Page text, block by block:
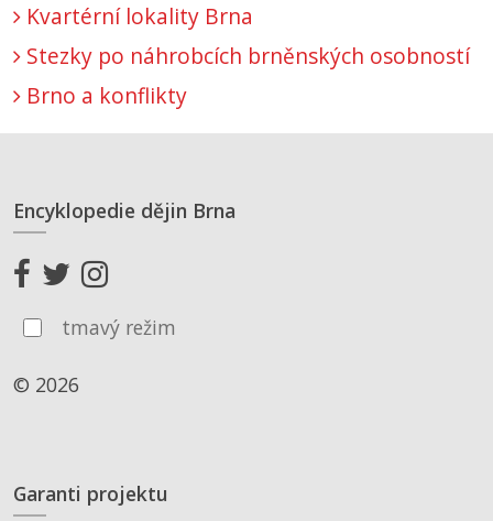
Kvartérní lokality Brna
Stezky po náhrobcích brněnských osobností
Brno a konflikty
Encyklopedie dějin Brna
tmavý režim
© 2026
Garanti projektu